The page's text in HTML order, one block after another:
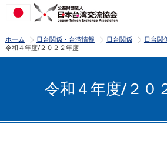
ホーム >
日台関係・台湾情報 >
日台関係 >
日台関
令和４年度/２０２２年度
令和４年度/２０